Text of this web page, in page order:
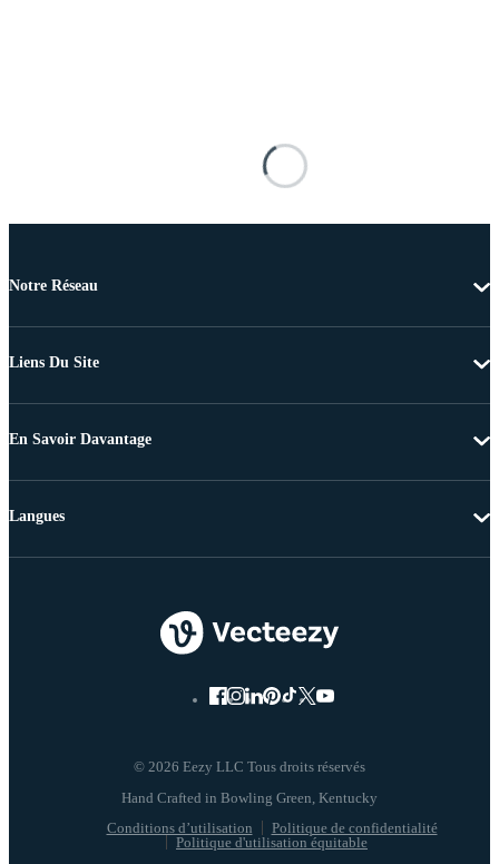
Notre Réseau
Liens Du Site
En Savoir Davantage
© 2026 Eezy LLC Tous droits réservés
Conditions d’utilisation
Politique de confidentialité
Politique d'utilisation équitable
Langues